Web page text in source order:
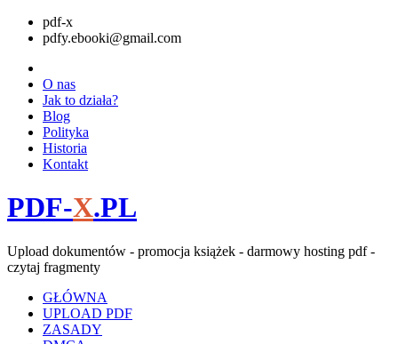
pdf-x
pdfy.ebooki@gmail.com
O nas
Jak to działa?
Blog
Polityka
Historia
Kontakt
PDF-X.PL
Upload dokumentów - promocja książek - darmowy hosting pdf -
czytaj fragmenty
GŁÓWNA
UPLOAD PDF
ZASADY